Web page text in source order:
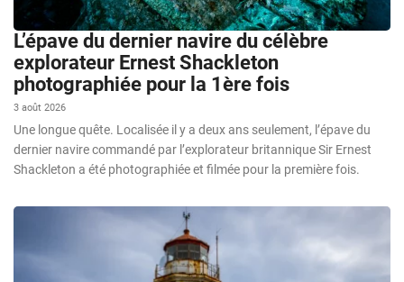
L’épave du dernier navire du célèbre
explorateur Ernest Shackleton
photographiée pour la 1ère fois
3 août 2026
Une longue quête. Localisée il y a deux ans seulement, l’épave du
dernier navire commandé par l’explorateur britannique Sir Ernest
Shackleton a été photographiée et filmée pour la première fois.